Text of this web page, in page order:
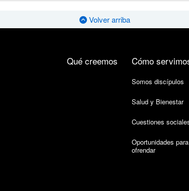
Volver arriba
Qué creemos Cómo
Somos discípulos
Salud y Bienestar
Cuestiones
Oportunidades para
ofrendar